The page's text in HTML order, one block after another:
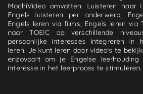
MochiVideo omvatten: Luisteren naar
Engels luisteren per onderwerp;
Engels leren via films; Engels leren via
naar TOEIC op verschillende
persoonlijke interesses integreren in
leren. Je kunt leren door video's te
enzovoort om je Engelse
interesse in het leerproces te stimuleren.